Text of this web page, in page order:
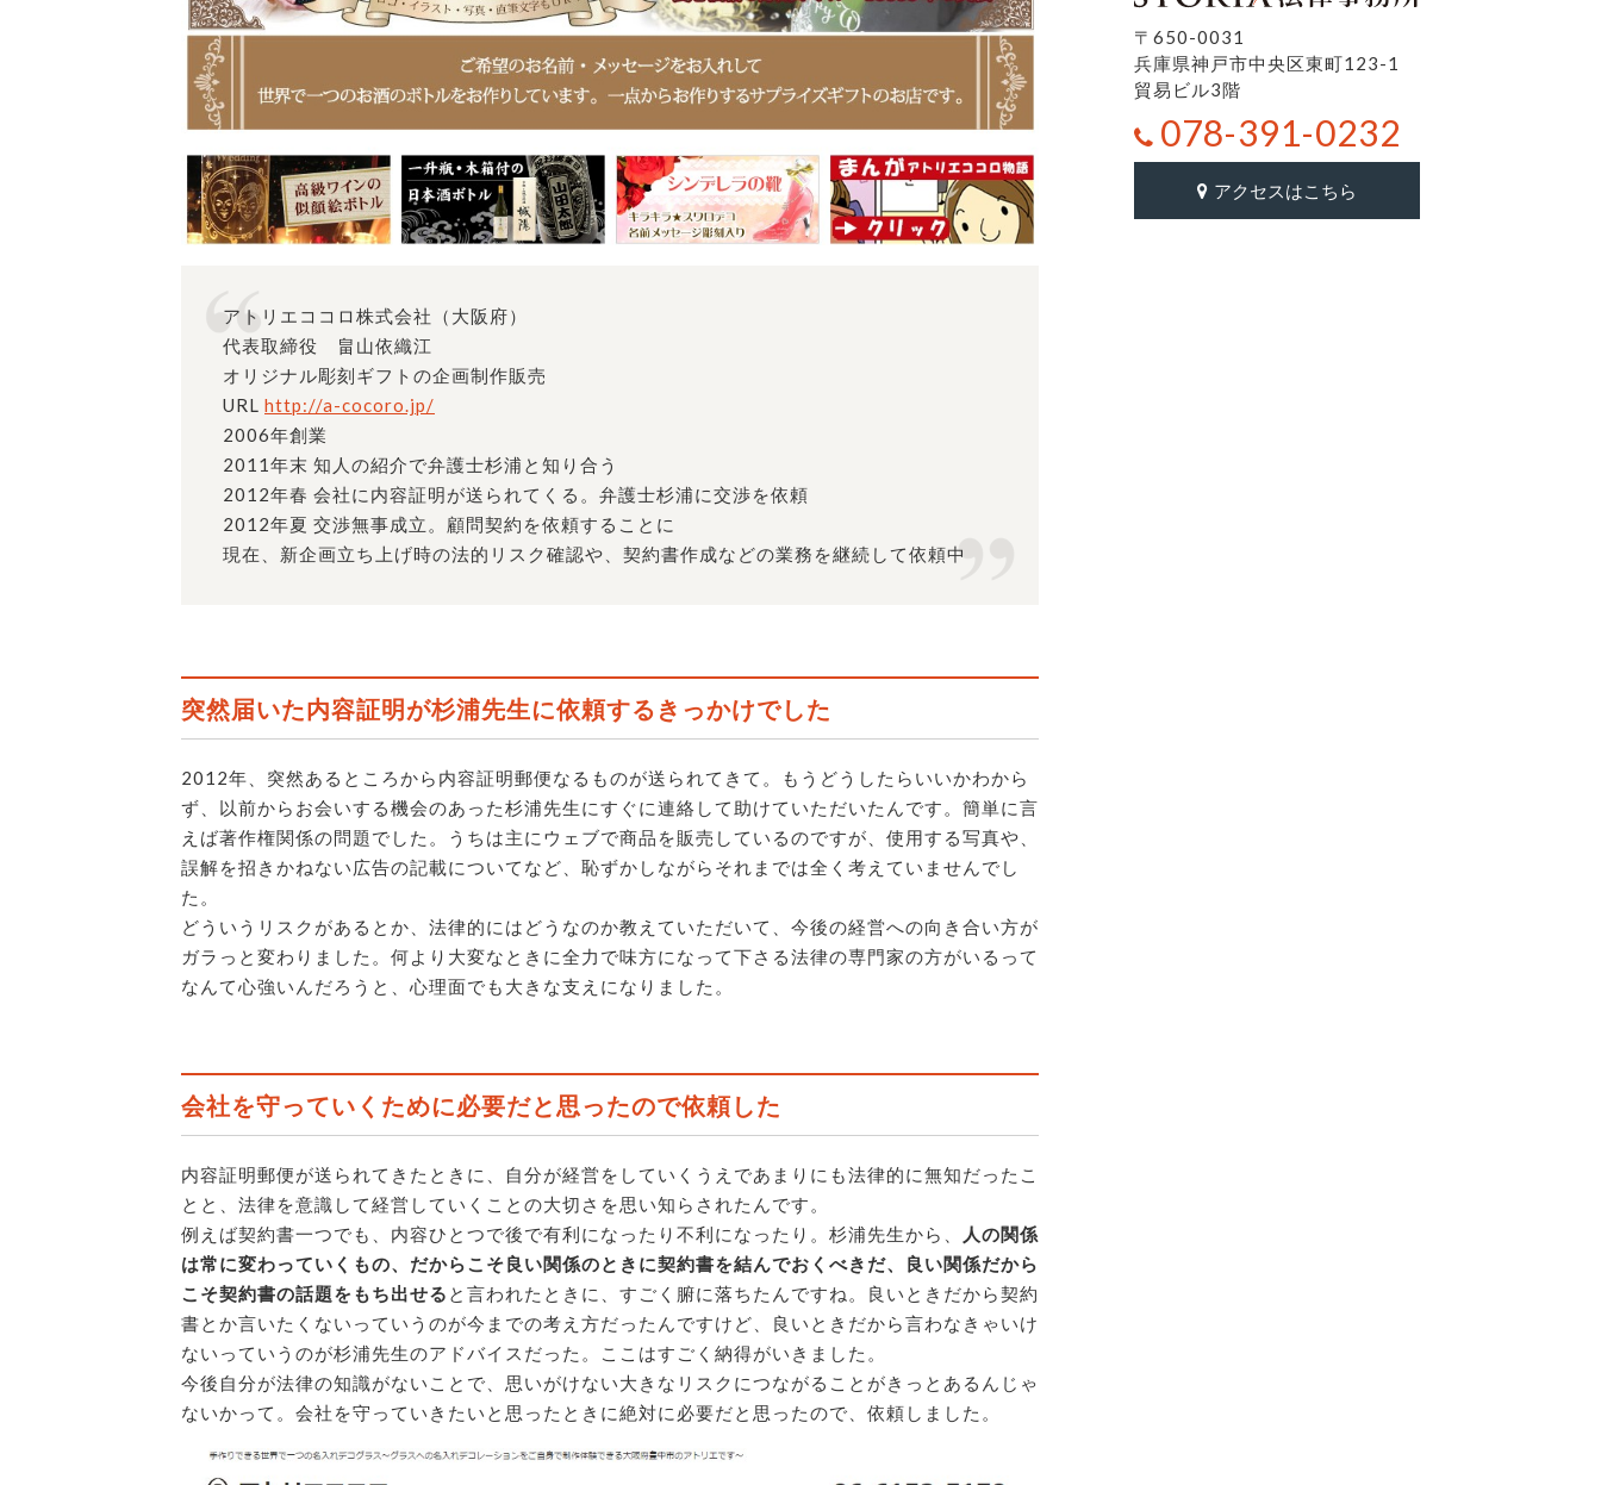
アトリエココロ株式会社（大阪府）
代表取締役 畠山依織江
オリジナル彫刻ギフトの企画制作販売
URL http://a-cocoro.jp/
2006年創業
2011年末 知人の紹介で弁護士杉浦と知り合う
2012年春 会社に内容証明が送られてくる。弁護士杉浦に交渉を依頼
2012年夏 交渉無事成立。顧問契約を依頼することに
現在、新企画立ち上げ時の法的リスク確認や、契約書作成などの業務を継続して依頼中
突然届いた内容証明が杉浦先生に依頼するきっかけでした
2012年、突然あるところから内容証明郵便なるものが送られてきて。もうどうしたらいいかわから
ず、以前からお会いする機会のあった杉浦先生にすぐに連絡して助けていただいたんです。簡単に言
えば著作権関係の問題でした。うちは主にウェブで商品を販売しているのですが、使用する写真や、
誤解を招きかねない広告の記載についてなど、恥ずかしながらそれまでは全く考えていませんでし
た。
どういうリスクがあるとか、法律的にはどうなのか教えていただいて、今後の経営への向き合い方が
ガラっと変わりました。何より大変なときに全力で味方になって下さる法律の専門家の方がいるって
なんて心強いんだろうと、心理面でも大きな支えになりました。
会社を守っていくために必要だと思ったので依頼した
内容証明郵便が送られてきたときに、自分が経営をしていくうえであまりにも法律的に無知だったこ
とと、法律を意識して経営していくことの大切さを思い知らされたんです。
例えば契約書一つでも、内容ひとつで後で有利になったり不利になったり。杉浦先生から、
人の関係
は常に変わっていくもの、だからこそ良い関係のときに契約書を結んでおくべきだ、良い関係だから
こそ契約書の話題をもち出せる と言われたときに、すごく腑に落ちたんですね。良いときだから契約
書とか言いたくないっていうのが今までの考え方だったんですけど、良いときだから言わなきゃいけ
ないっていうのが杉浦先生のアドバイスだった。ここはすごく納得がいきました。
今後自分が法律の知識がないことで、思いがけない大きなリスクにつながることがきっとあるんじゃ
ないかって。会社を守っていきたいと思ったときに絶対に必要だと思ったので、依頼しました。
〒650-0031
兵庫県神戸市中央区東町123-1
貿易ビル3階
078-391-0232
アクセスはこちら